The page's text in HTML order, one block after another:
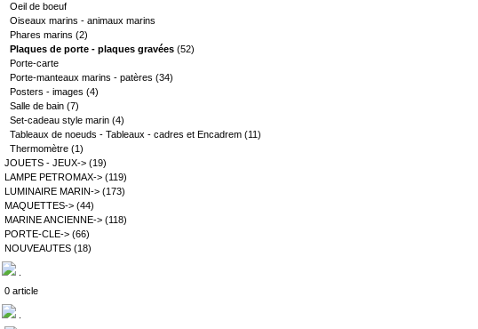
Oeil de boeuf
Oiseaux marins - animaux marins
Phares marins (2)
Plaques de porte - plaques gravées (52)
Porte-carte
Porte-manteaux marins - patères (34)
Posters - images (4)
Salle de bain (7)
Set-cadeau style marin (4)
Tableaux de noeuds - Tableaux - cadres et Encadrem (11)
Thermomètre (1)
JOUETS - JEUX-> (19)
LAMPE PETROMAX-> (119)
LUMINAIRE MARIN-> (173)
MAQUETTES-> (44)
MARINE ANCIENNE-> (118)
PORTE-CLE-> (66)
NOUVEAUTES (18)
0 article